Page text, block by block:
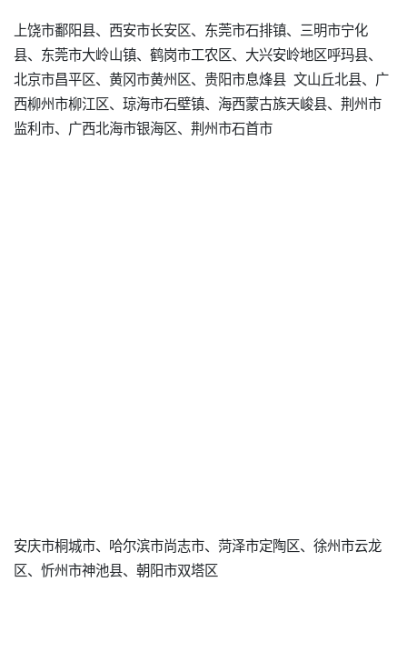
上饶市鄱阳县、西安市长安区、东莞市石排镇、三明市宁化
县、东莞市大岭山镇、鹤岗市工农区、大兴安岭地区呼玛县、
北京市昌平区、黄冈市黄州区、贵阳市息烽县 文山丘北县、广
西柳州市柳江区、琼海市石壁镇、海西蒙古族天峻县、荆州市
监利市、广西北海市银海区、荆州市石首市
安庆市桐城市、哈尔滨市尚志市、菏泽市定陶区、徐州市云龙
区、忻州市神池县、朝阳市双塔区